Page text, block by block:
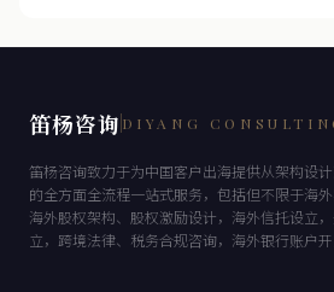
笛杨咨询 DIYANG
笛杨咨询致力于为中国客户出海提供从架构设
的全方面全流程一站式服务，包括但不限于海外
海外股权架构、股权激励设计，海外信托设立
立，跨境法律、税务合规咨询，海外银行账户开